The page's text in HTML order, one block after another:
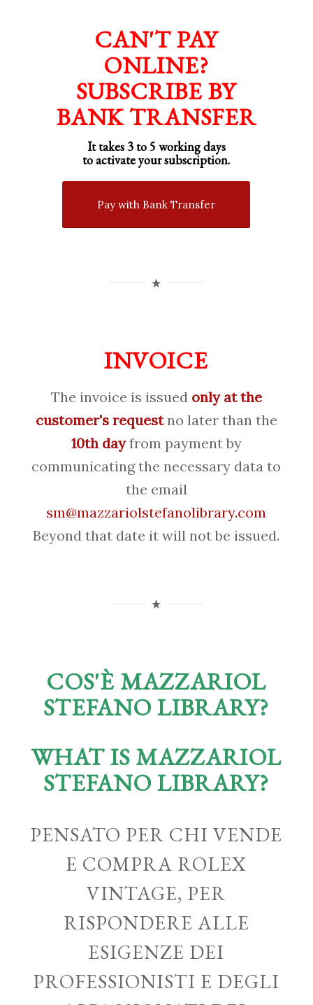
CAN'T PAY
ONLINE?
SUBSCRIBE BY
BANK TRANSFER
It takes 3 to 5 working days
to activate your subscription.
Pay with Bank Transfer
INVOICE
The invoice is issued only at the
customer's requestno later than the
10th dayfrom payment by
communicating the necessary data to
the email
sm@mazzariolstefanolibrary.com
Beyond that date it will not be issued.
COS'È MAZZARIOL
STEFANO LIBRARY?
WHAT IS MAZZARIOL
STEFANO LIBRARY?
PENSATO PER CHI VENDE
E COMPRA ROLEX
VINTAGE, PER
RISPONDERE ALLE
ESIGENZE DEI
PROFESSIONISTI E DEGLI